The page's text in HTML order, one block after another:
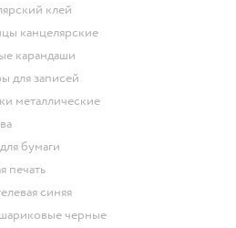
клей
канцелярские
карандаши
для записей
металлические
для бумаги
печать
синяя
шариковые черные